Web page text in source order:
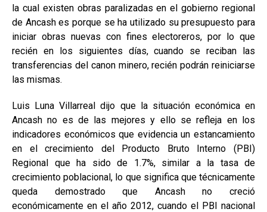
la cual existen obras paralizadas en el gobierno regional
de Ancash es porque se ha utilizado su presupuesto para
iniciar obras nuevas con fines electoreros, por lo que
recién en los siguientes días, cuando se reciban las
transferencias del canon minero, recién podrán reiniciarse
las mismas.
Luis Luna Villarreal dijo que la situación económica en
Ancash no es de las mejores y ello se refleja en los
indicadores económicos que evidencia un estancamiento
en el crecimiento del Producto Bruto Interno (PBI)
Regional que ha sido de 1.7%, similar a la tasa de
crecimiento poblacional, lo que significa que técnicamente
queda demostrado que Ancash no creció
económicamente en el año 2012, cuando el PBI nacional